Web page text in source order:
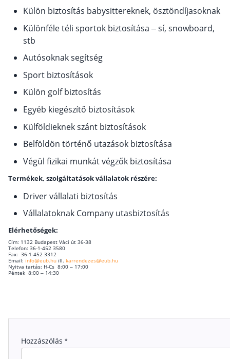
Külön biztosítás babysittereknek, ösztöndíjasoknak
Különféle téli sportok biztosítása – sí, snowboard,
stb
Autósoknak segítség
Sport biztosítások
Külön golf biztosítás
Egyéb kiegészítő biztosítások
Külföldieknek szánt biztosítások
Belföldön történő utazások biztosítása
Végül fizikai munkát végzők biztosítása
Termékek, szolgáltatások vállalatok részére:
Driver vállalati biztosítás
Vállalatoknak Company utasbiztosítás
Elérhetőségek:
Cím: 1132 Budapest Váci út 36-38
Telefon: 36-1-452 3580
Fax: 36-1-452 3312
Email: info@eub.hu ill. karrendezes@eub.hu
Nyitva tartás: H-Cs 8:00 – 17:00
Péntek 8:00 – 14:30
Hozzászólás *